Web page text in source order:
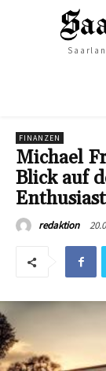
FINANZEN
Michael
Blick auf
redaktion